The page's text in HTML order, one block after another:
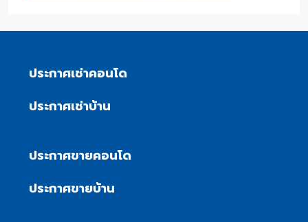
ประกาศเช่าคอนโด
ประกาศเช่าบ้าน
ประกาศขายคอนโด
ประกาศขายบ้าน